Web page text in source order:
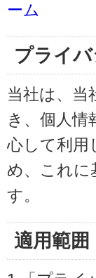
ーム
プライ
当社は、当
き、個人
心して利用
め、これに
す。
適用範囲